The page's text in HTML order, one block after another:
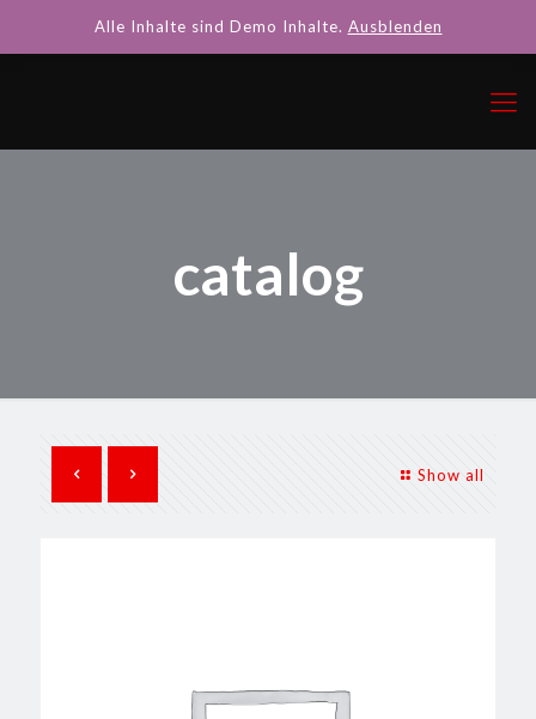
catalog
Show all
Alle Inhalte sind Demo Inhalte. Ausblenden